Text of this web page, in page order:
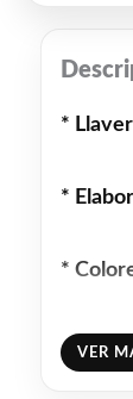
*
*
*
*
VER